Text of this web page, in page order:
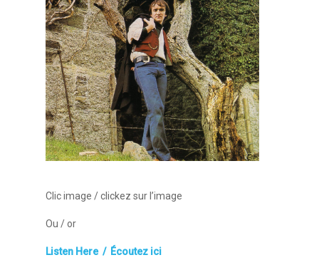
Clic image / clickez sur l’image
Ou / or
Listen Here / Écoutez ici